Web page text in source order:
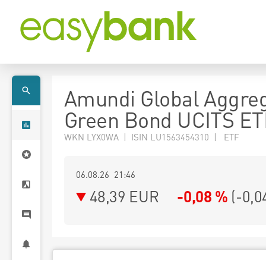
Amundi Global
Green Bond UCITS
WKN LYX0WA | ISIN LU1563454310 | ETF
06.08.26 21:46
48,39 EUR -0,08 % (-